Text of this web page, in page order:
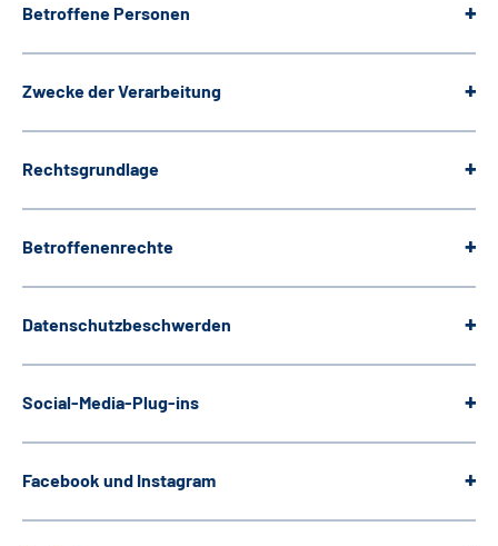
Betroffene Personen
Zwecke der Verarbeitung
Rechtsgrundlage
Betroffenenrechte
Datenschutzbeschwerden
Social-Media-Plug-ins
Facebook und Instagram